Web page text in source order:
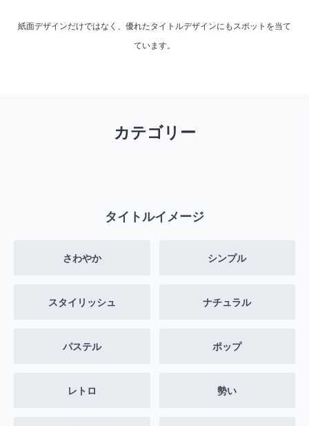
紙面デザインだけではなく、優れたタイトルデザインにもスポットを当て
ています。
カテゴリー
タイトルイメージ
さわやか シンプル
スタイリッシュ ナチュラル
パステル ポップ
レトロ 勢い